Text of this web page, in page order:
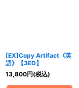
[EX]Copy Artifact《英
語》【3ED】
13,800円(税込)